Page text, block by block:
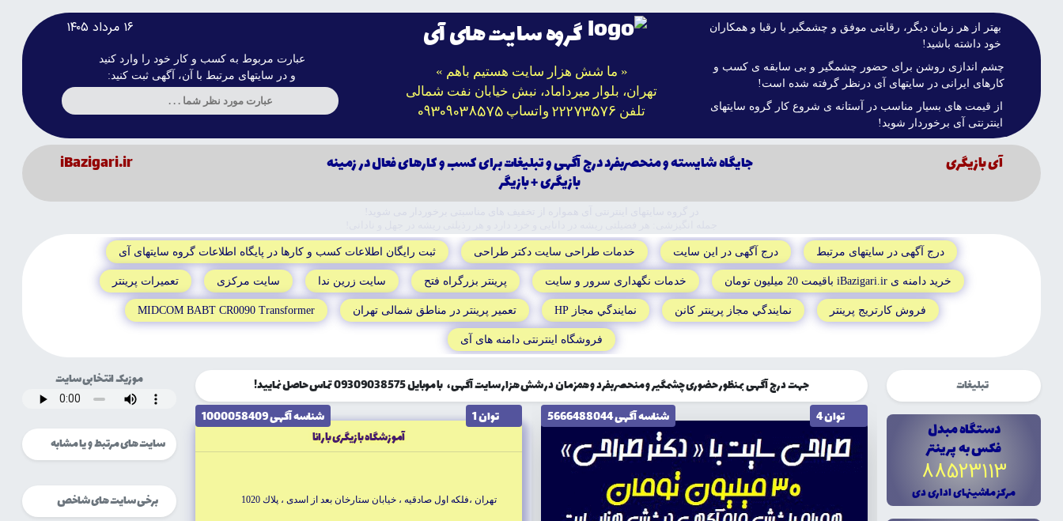
بهتر از هر زمان ديگر، رقابتى موفق و چشمگير با رقبا و همکاران
خود داشته باشيد!
چشم اندازى روشن براى حضور چشمگير و بى سابقه ى کسب و
کارهاى ايرانى در سايتهاى آى درنظر گرفته شده است!
از قيمت هاى بسيار مناسب در آستانه ى شروع کار گروه سايتهاى
اينترنتى آى برخوردار شويد!
گروه سایت های آی
« ما شش هزار سایت هستیم باهم »
تهران، بلوار میرداماد، نبش خیابان نفت شمالی
تلفن 22273576واتساپ 09309038575
۱۶ مرداد ۱۴۰۵
عبارت مربوط به کسب و کار خود را وارد کنید
و در سایتهای مرتبط با آن، آگهی ثبت کنید:
آى بازيگرى جايگاه شايسته و منحصربفرد درج آگهى و تبليغات براى كسب و كارهاى فعال در زمينه
بازيگرى + بازيگر
iBazigari.ir
درج آگهى در سايتهاى مرتبط درج آگهى در اين سايت خدمات طراحى سايت دکتر طراحى ثبت رايگان اطلاعات کسب و کارها در پايگاه اطلاعات گروه سايتهاى آى
خريد دامنه ى iBazigari.ir باقيمت 20 ميليون تومان خدمات نگهدارى سرور و سايت پرينتر بزرگراه فتح سايت زرين ندا سايت مرکزى تعميرات پرينتر
فروش کارتريج پرينتر نمايندگي مجاز پرينتر کانن نمايندگي مجاز HP تعمير پرينتر در مناطق شمالى تهران MIDCOM BABT CR0090 Transformer
فروشگاه اينترنتى دامنه هاى آى
تبلیغات
دستگاه مبدل
فکس به پرينتر
88523113
مرکز ماشينهاى ادارى دى
جهت درج آگهی بمنظور حضوری چشمگیر و منحصربفرد و همزمان در شش هزار سایت آگهی، با موبایل 09309038575 تماس حاصل نمایید!
توان 4
شناسه آگهى 5666488044 توان 1
شناسه آگهى 1000058409
آموزشگاه بازيگرى بارانا
تهران ،فلكه اول صادقيه ، خيابان ستارخان بعد از اسدى ، پلاك 1020
موزیک انتخابی سایت
سایت های مرتبط و یا مشابه
برخی سایت های شاخص